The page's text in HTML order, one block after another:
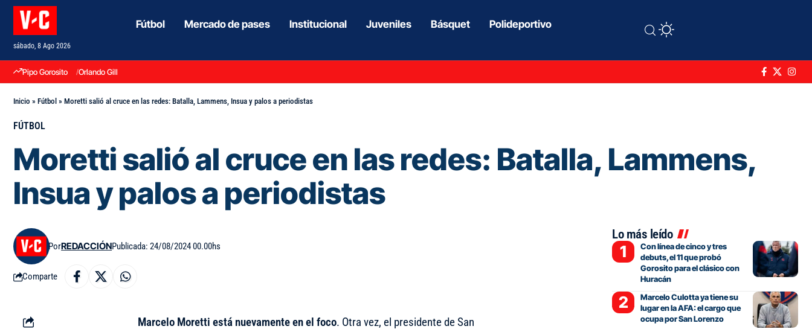
sábado, 8 Ago 2026
Fútbol Mercado de pases Institucional Juveniles Básquet Polideportivo
Pipo Gorosito Orlando Gill
Inicio » Fútbol » Moretti salió al cruce en las redes: Batalla, Lammens, Insua y palos a periodistas
FÚTBOL
Moretti salió al cruce en las redes: Batalla, Lammens,
Insua y palos a periodistas
PorREDACCIÓNPublicada: 24/08/2024 00.00hs
Comparte
Marcelo Moretti está nuevamente en el foco. Otra vez, el presidente de San
Lo más leído
Con línea de cinco y tres
debuts, el 11 que probó
Gorosito para el clásico con
Huracán
Marcelo Culotta ya tiene su
lugar en la AFA: el cargo que
ocupa por San Lorenzo